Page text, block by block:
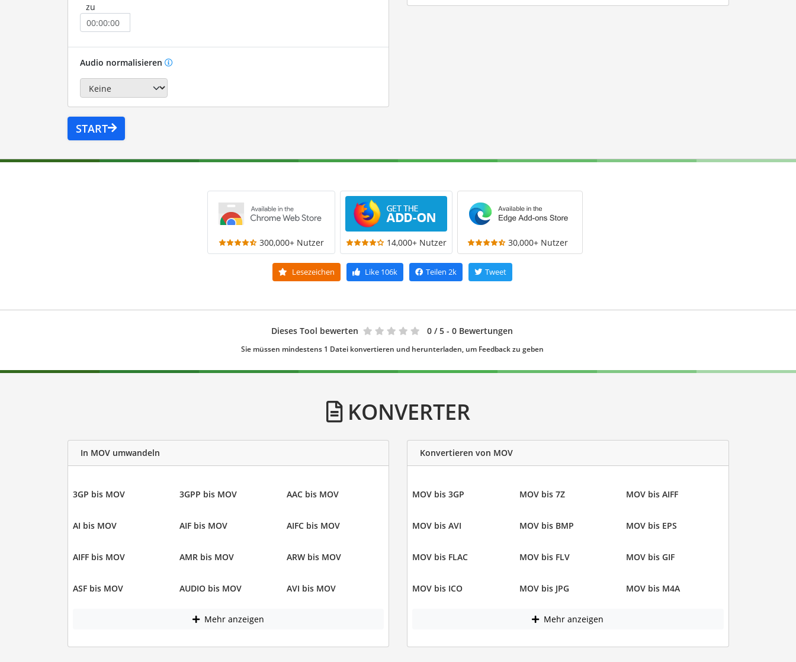
zu
Audio normalisieren
START
300,000+ Nutzer 14,000+ Nutzer 30,000+ Nutzer
Lesezeichen Like106k Teilen 2k Tweet
Dieses Tool bewerten 0 / 5 - 0 Bewertungen
Sie müssen mindestens 1 Datei konvertieren und herunterladen, um Feedback zu geben
KONVERTER
In MOV umwandeln
3GP bis MOV 3GPP bis MOV AAC bis MOV
AI bis MOV AIF bis MOV AIFC bis MOV
AIFF bis MOV AMR bis MOV ARW bis MOV
ASF bis MOV AUDIO bis MOV AVI bis MOV
Mehr anzeigen
Konvertieren von MOV
MOV bis 3GP MOV bis 7Z MOV bis AIFF
MOV bis AVI MOV bis BMP MOV bis EPS
MOV bis FLAC MOV bis FLV MOV bis GIF
MOV bis ICO MOV bis JPG MOV bis M4A
Mehr anzeigen